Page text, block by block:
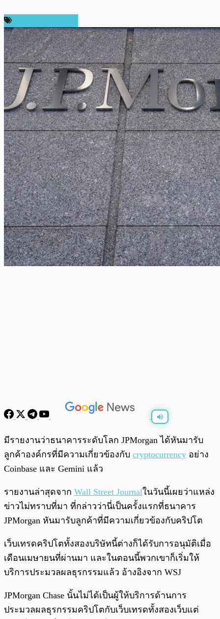
พร้อมเล่น 0:00 0:00
มีรายงานว่าธนาคารระดับโลก JPMorgan ได้หันมารับ
ลูกค้าองค์กรที่มีความเกี่ยวข้องกับ cryptocurrency อย่าง
Coinbase และ Gemini แล้ว
รายงานล่าสุดจาก Wall Street Journalในวันนี้เผยว่าแหล่ง
ข่าวไม่ทราบที่มา ที่กล่าวว่านี่เป็นครั้งแรกที่ธนาคาร
JPMorgan หันมารับลูกค้าที่มีความเกี่ยวข้องกับคริปโต
เว็บเทรดคริปโตทั้งสองบริษัทนี้ต่างก็ได้รับการอนุมัติเมื่อ
เดือนเมษายนที่ผ่านมา และในตอนนี้พวกเขาก็เริ่มให้
บริการประมวลผลธุรกรรมแล้ว อ้างอิงจาก WSJ
JPMorgan Chase นั้นไม่ได้เป็นผู้ให้บริการด้านการ
ประมวลผลธุรกรรมคริปโตกับเว็บเทรดทั้งสองเว็บแต่